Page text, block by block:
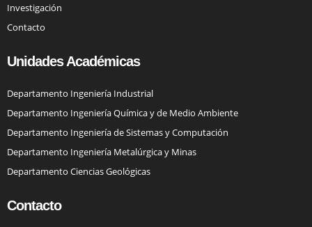
Investigación
Contacto
Unidades Académicas
Departamento Ingeniería Industrial
Departamento Ingeniería Química y de Medio Ambiente
Departamento Ingeniería de Sistemas y Computación
Departamento Ingeniería Metalúrgica y Minas
Departamento Ciencias Geológicas
Contacto